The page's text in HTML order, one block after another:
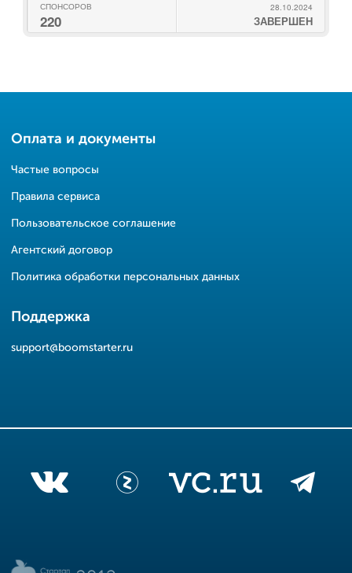
СПОНСОРОВ
220
28.10.2024
ЗАВЕРШЕН
Оплата и документы
Частые вопросы
Правила сервиса
Пользовательское соглашение
Агентский договор
Политика обработки персональных данных
Поддержка
support@boomstarter.ru